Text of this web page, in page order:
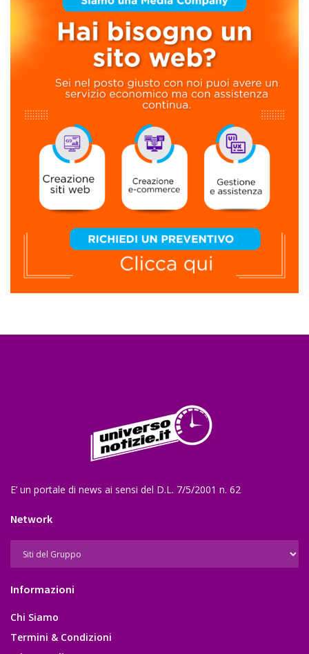
E’ un portale di news ai sensi del D.L. 7/5/2001 n. 62
Network
Informazioni
Chi Siamo
Termini & Condizioni